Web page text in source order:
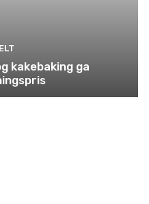
kakebaking ga